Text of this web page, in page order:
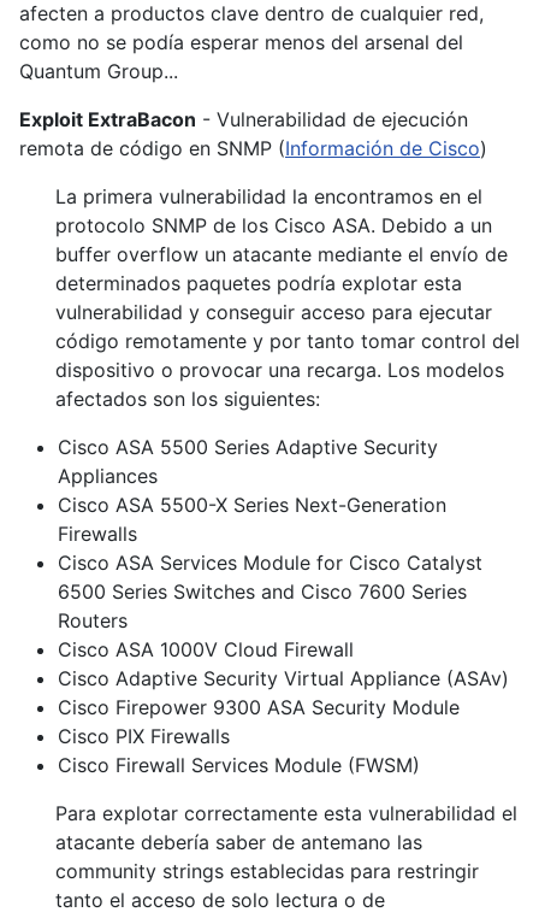
afecten a productos clave dentro de cualquier red,
como no se podía esperar menos del arsenal del
Quantum Group...
Exploit ExtraBacon - Vulnerabilidad de ejecución
remota de código en SNMP (Información de Cisco)
La primera vulnerabilidad la encontramos en el
protocolo SNMP de los Cisco ASA. Debido a un
buffer overflow un atacante mediante el envío de
determinados paquetes podría explotar esta
vulnerabilidad y conseguir acceso para ejecutar
código remotamente y por tanto tomar control del
dispositivo o provocar una recarga. Los modelos
afectados son los siguientes:
Cisco ASA 5500 Series Adaptive Security
Appliances
Cisco ASA 5500-X Series Next-Generation
Firewalls
Cisco ASA Services Module for Cisco Catalyst
6500 Series Switches and Cisco 7600 Series
Routers
Cisco ASA 1000V Cloud Firewall
Cisco Adaptive Security Virtual Appliance (ASAv)
Cisco Firepower 9300 ASA Security Module
Cisco PIX Firewalls
Cisco Firewall Services Module (FWSM)
Para explotar correctamente esta vulnerabilidad el
atacante debería saber de antemano las
community strings establecidas para restringir
tanto el acceso de solo lectura o de